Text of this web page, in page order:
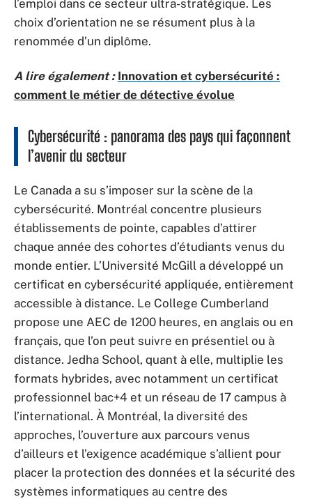
l’emploi dans ce secteur ultra-stratégique. Les
choix d’orientation ne se résument plus à la
renommée d’un diplôme.
A lire également : Innovation et cybersécurité :
comment le métier de détective évolue
Cybersécurité : panorama des pays qui façonnent
l’avenir du secteur
Le Canada a su s’imposer sur la scène de la
cybersécurité. Montréal concentre plusieurs
établissements de pointe, capables d’attirer
chaque année des cohortes d’étudiants venus du
monde entier. L’Université McGill a développé un
certificat en cybersécurité appliquée, entièrement
accessible à distance. Le College Cumberland
propose une AEC de 1200 heures, en anglais ou en
français, que l’on peut suivre en présentiel ou à
distance. Jedha School, quant à elle, multiplie les
formats hybrides, avec notamment un certificat
professionnel bac+4 et un réseau de 17 campus à
l’international. À Montréal, la diversité des
approches, l’ouverture aux parcours venus
d’ailleurs et l’exigence académique s’allient pour
placer la protection des données et la sécurité des
systèmes informatiques au centre des